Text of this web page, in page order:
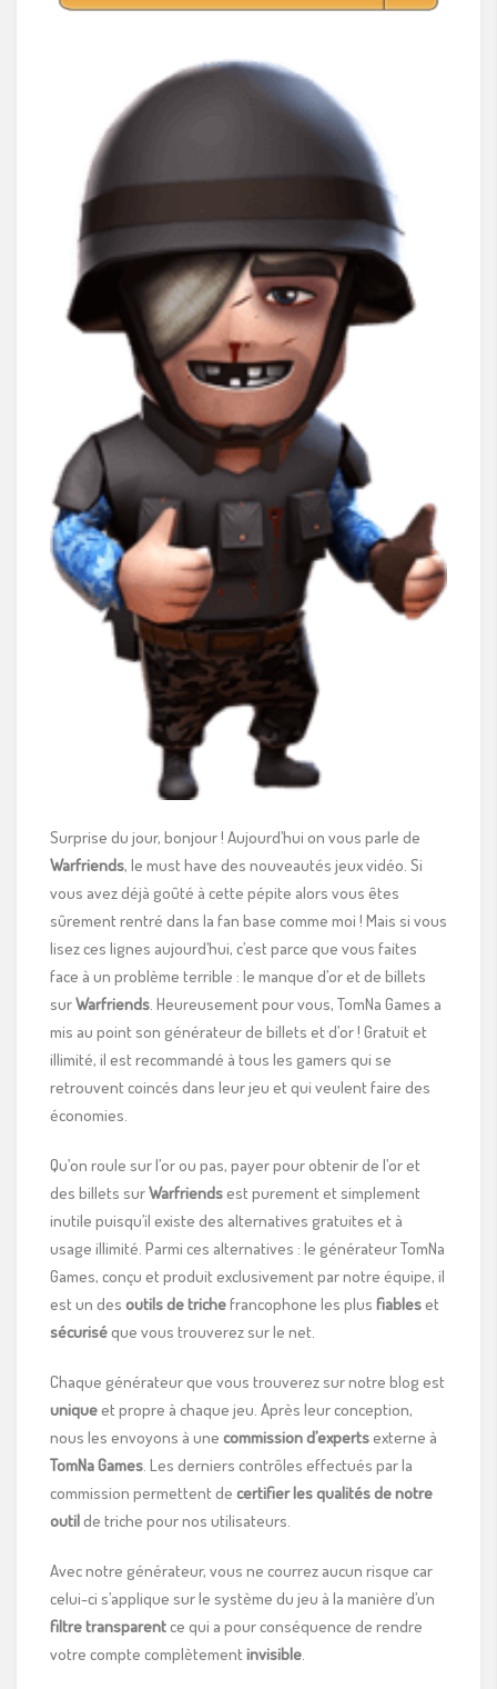
Surprise du jour, bonjour ! Aujourd’hui on vous parle de
Warfriends, le must have des nouveautés jeux vidéo. Si
vous avez déjà goûté à cette pépite alors vous êtes
sûrement rentré dans la fan base comme moi ! Mais si vous
lisez ces lignes aujourd’hui, c’est parce que vous faites
face à un problème terrible : le manque d’or et de billets
surWarfriends. Heureusement pour vous, TomNa Games a
mis au point son générateur de billets et d’or ! Gratuit et
illimité, il est recommandé à tous les gamers qui se
retrouvent coincés dans leur jeu et qui veulent faire des
économies.
Qu’on roule sur l’or ou pas, payer pour obtenir de l’or et
des billets surWarfriendsest purement et simplement
inutile puisqu’il existe des alternatives gratuites et à
usage illimité. Parmi ces alternatives : le générateur TomNa
Games, conçu et produit exclusivement par notre équipe, il
est un des outilsdetrichefrancophone les plus fiableset
sécuriséque vous trouverez sur le net.
Chaque générateur que vous trouverez sur notre blog est
uniqueet propre à chaque jeu. Après leur conception,
nous les envoyons à une commission d’expertsexterne à
TomNa Games. Les derniers contrôles effectués par la
commission permettent de certifier les qualités de notre
outilde triche pour nos utilisateurs.
Avec notre générateur, vous ne courrez aucun risque car
celui-ci s’applique sur le système du jeu à la manière d’un
filtre transparentce qui a pour conséquence de rendre
votre compte complètementinvisible.